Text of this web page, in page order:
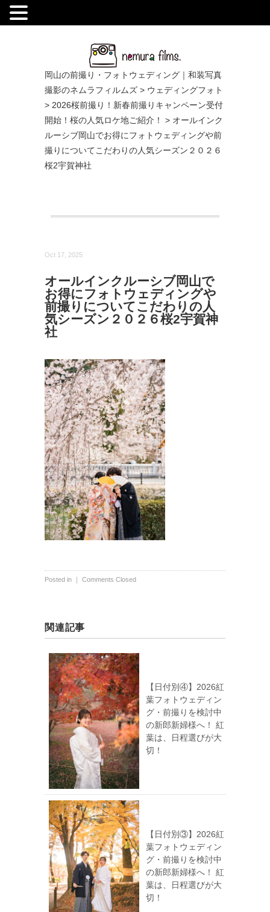
岡山の前撮り・フォトウェディング｜和装写真
撮影のネムラフィルムズ > ウェディングフォト
> 2026桜前撮り！新春前撮りキャンペーン受付
開始！桜の人気ロケ地ご紹介！
> オールインク
ルーシブ岡山でお得にフォトウェディングや前
撮りについてこだわりの人気シーズン２０２６
桜2宇賀神社
Oct 17, 2025
オールインクルーシブ岡山で
お得にフォトウェディングや
前撮りについてこだわりの人
気シーズン２０２６桜2宇賀神
社
Posted in ｜ Comments Closed
関連記事
【日付別④】2026紅
葉フォトウェディン
グ・前撮りを検討中
の新郎新婦様へ！ 紅
葉は、日程選びが大
切！
【日付別③】2026紅
葉フォトウェディン
グ・前撮りを検討中
の新郎新婦様へ！ 紅
葉は、日程選びが大
切！